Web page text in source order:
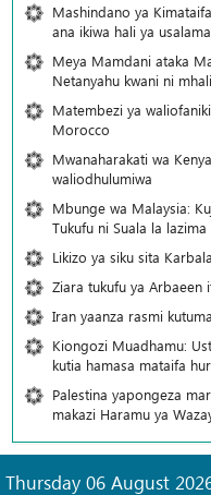
Mashindano ya
ana ikiwa hali ya
Meya Mamdani ataka
Netanyahu kwani ni
Matembezi ya
Morocco
Mwanaharakati wa
waliodhulumiwa
Mbunge wa Malaysia:
Tukufu ni Suala la
Likizo ya siku sita
Ziara tukufu ya Arbaeen
Iran yaanza rasmi
Kiongozi Muadhamu:
kutia hamasa mataifa
Palestina yapongeza
makazi Haramu ya
Thursday 06 August